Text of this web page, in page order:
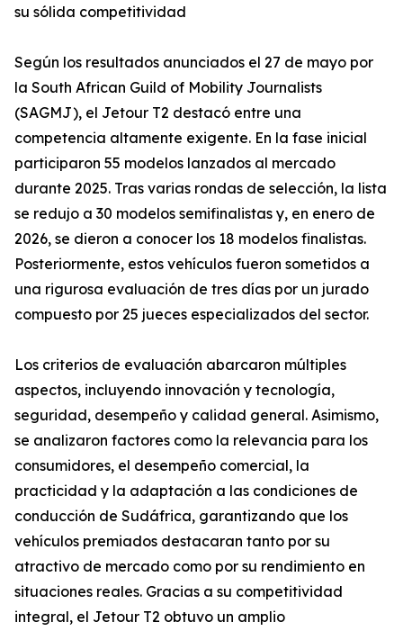
su sólida competitividad
Según los resultados anunciados el 27 de mayo por
la South African Guild of Mobility Journalists
(SAGMJ), el Jetour T2 destacó entre una
competencia altamente exigente. En la fase inicial
participaron 55 modelos lanzados al mercado
durante 2025. Tras varias rondas de selección, la lista
se redujo a 30 modelos semifinalistas y, en enero de
2026, se dieron a conocer los 18 modelos finalistas.
Posteriormente, estos vehículos fueron sometidos a
una rigurosa evaluación de tres días por un jurado
compuesto por 25 jueces especializados del sector.
Los criterios de evaluación abarcaron múltiples
aspectos, incluyendo innovación y tecnología,
seguridad, desempeño y calidad general. Asimismo,
se analizaron factores como la relevancia para los
consumidores, el desempeño comercial, la
practicidad y la adaptación a las condiciones de
conducción de Sudáfrica, garantizando que los
vehículos premiados destacaran tanto por su
atractivo de mercado como por su rendimiento en
situaciones reales. Gracias a su competitividad
integral, el Jetour T2 obtuvo un amplio